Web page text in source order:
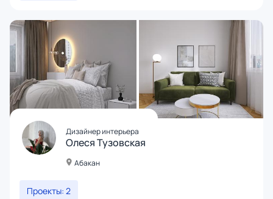
Дизайнер интерьера
Олеся Тузовская
Абакан
Проекты: 2